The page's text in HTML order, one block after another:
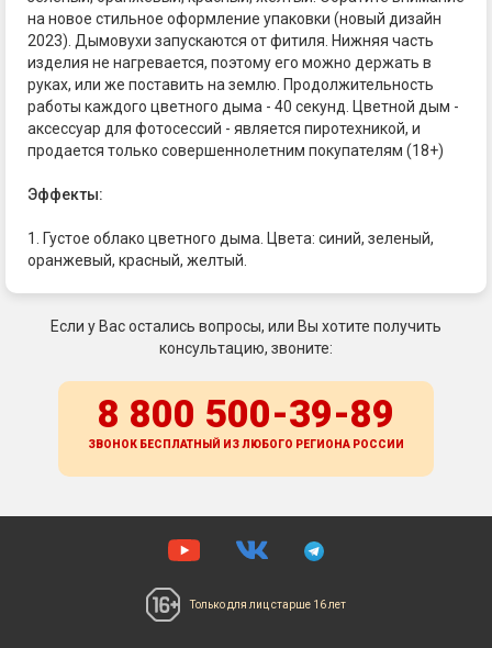
на новое стильное оформление упаковки (новый дизайн
2023). Дымовухи запускаются от фитиля. Нижняя часть
изделия не нагревается, поэтому его можно держать в
руках, или же поставить на землю. Продолжительность
работы каждого цветного дыма - 40 секунд. Цветной дым -
аксессуар для фотосессий - является пиротехникой, и
продается только совершеннолетним покупателям (18+)
Эффекты:
1. Густое облако цветного дыма. Цвета: синий, зеленый,
оранжевый, красный, желтый.
Если у Вас остались вопросы, или Вы хотите получить
консультацию, звоните:
8 800 500-39-89
ЗВОНОК БЕСПЛАТНЫЙ ИЗ ЛЮБОГО РЕГИОНА РОССИИ
Только для лицстарше 16 лет